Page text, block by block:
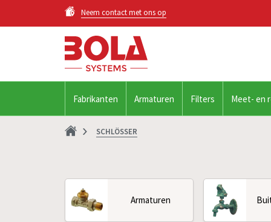
Neem contact met ons op
Fabrikanten Armaturen Filters Meet- en
SCHLÖSSER
Armaturen